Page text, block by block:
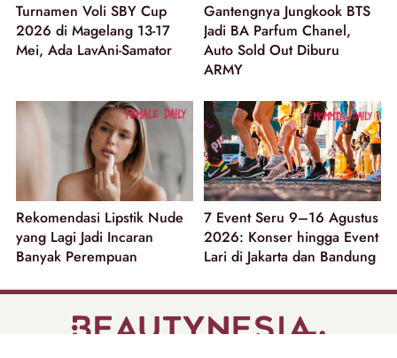
Turnamen Voli SBY Cup
2026 di Magelang 13-17
Mei, Ada LavAni-Samator
Gantengnya Jungkook BTS
Jadi BA Parfum Chanel,
Auto Sold Out Diburu
ARMY
Rekomendasi Lipstik Nude
yang Lagi Jadi Incaran
Banyak Perempuan
7 Event Seru 9–16 Agustus
2026: Konser hingga Event
Lari di Jakarta dan Bandung